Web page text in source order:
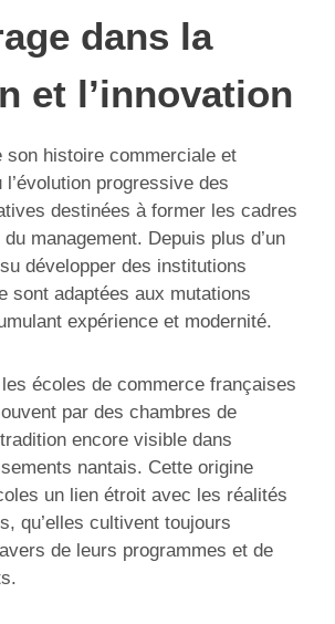
dans la
et l’innovation
son histoire commerciale et
progressive des
destinées à former les cadres
management. Depuis plus d’un
développer des institutions
sont adaptées aux mutations
expérience et modernité.
écoles de commerce françaises
par des chambres de
encore visible dans
nantais. Cette origine
un lien étroit avec les réalités
qu’elles cultivent toujours
de leurs programmes et de